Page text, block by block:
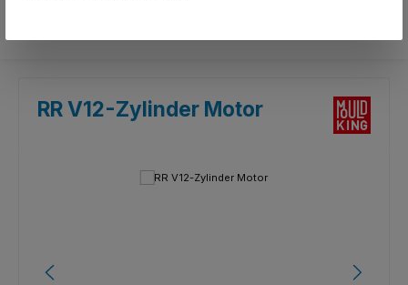
RR V12-Zylinder Motor
Bildergalerie überspringen